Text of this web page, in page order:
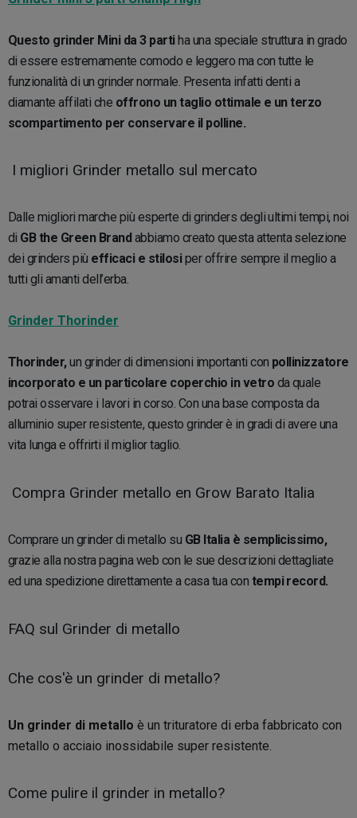
Questo grinder Mini da 3 partiha una speciale struttura in grado
di essere estremamente comodo e leggero ma con tutte le
funzionalità di un grinder normale. Presenta infatti denti a
diamante affilati che offrono un taglio ottimale e un terzo
scompartimento per conservare il polline.
I migliori Grinder metallo sul mercato
Dalle migliori marche più esperte di grinders degli ultimi tempi, noi
di GB the Green Brandabbiamo creato questa attenta selezione
dei grinders più efficaci e stilosiper offrire sempre il meglio a
tutti gli amanti dell’erba.
Grinder Thorinder
Thorinder,un grinder di dimensioni importanti con pollinizzatore
incorporato e un particolare coperchio in vetro da quale
potrai osservare i lavori in corso. Con una base composta da
alluminio super resistente, questo grinder è in gradi di avere una
vita lunga e offrirti il miglior taglio.
Compra Grinder metallo en Grow Barato Italia
Comprare un grinder di metallo su GB Italia è semplicissimo,
grazie alla nostra pagina web con le sue descrizioni dettagliate
ed una spedizione direttamente a casa tua con tempi record.
FAQ sul Grinder di metallo
Che cos'è un grinder di metallo?
Un grinder di metallo è un trituratore di erba fabbricato con
metallo o acciaio inossidabile super resistente.
Come pulire il grinder in metallo?